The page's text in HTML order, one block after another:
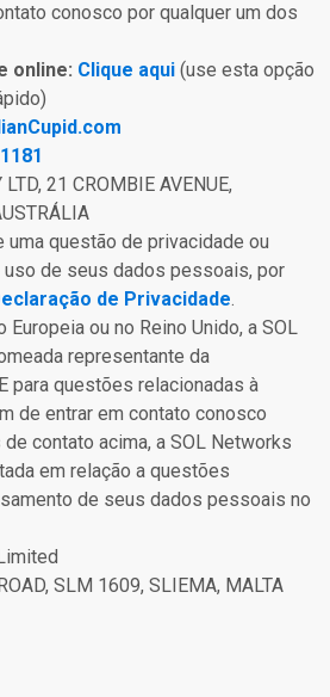
conosco por qualquer um dos
online: Clique aqui (use esta opção
21 CROMBIE AVENUE,
uma questão de privacidade ou
de seus dados pessoais, por
de Privacidade.
Europeia ou no Reino Unido, a SOL
representante da
para questões relacionadas à
de entrar em contato conosco
contato acima, a SOL Networks
em relação a questões
de seus dados pessoais no
SLM 1609, SLIEMA, MALTA